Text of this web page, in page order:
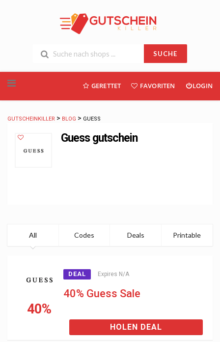
SUCHE
to
GERETTET FAVORITEN LOGIN
GUTSCHEINKILLER > BLOG > GUESS
Guess gutschein
All Codes Deals Printable
40%
DEAL Expires N/A
40% Guess Sale
HOLEN DEAL